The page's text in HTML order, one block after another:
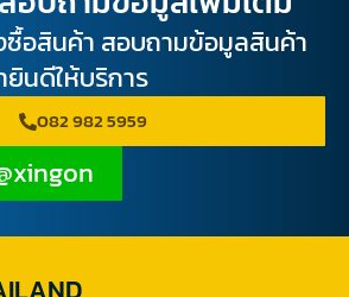
ซื้อสินค้า สอบถามข้อมูลสินค้า
ยินดีให้บริการ
082 982 5959